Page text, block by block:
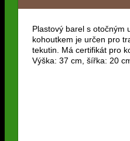
Plastový barel s otočným
kohoutkem je určen pro
tekutin. Má certifikát pro
Výška: 37 cm, šířka: 20